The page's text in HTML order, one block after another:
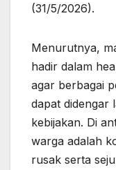
(31/5/2026).
Menurutnya,
hadir dalam
agar berbagai
dapat didengar
kebijakan. Di
warga adalah
rusak serta